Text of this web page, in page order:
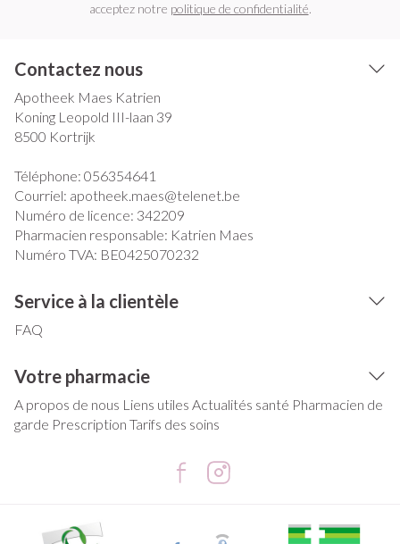
acceptez notre politique de confidentialité.
Contactez nous
Apotheek Maes Katrien
Koning Leopold III-laan 39
8500 Kortrijk
Téléphone: 056354641
Courriel: apotheek.maes@telenet.be
Numéro de licence: 342209
Pharmacien responsable: Katrien Maes
Numéro TVA: BE0425070232
Service à la clientèle
FAQ
Votre pharmacie
A propos de nous Liens utiles Actualités santé Pharmacien de
garde Prescription Tarifs des soins